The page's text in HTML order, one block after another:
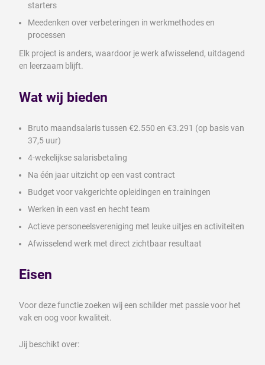
starters
Meedenken over verbeteringen in werkmethodes en
processen
Elk project is anders, waardoor je werk afwisselend, uitdagend
en leerzaam blijft.
Wat wij bieden
Bruto maandsalaris tussen €2.550 en €3.291 (op basis van
37,5 uur)
4-wekelijkse salarisbetaling
Na één jaar uitzicht op een vast contract
Budget voor vakgerichte opleidingen en trainingen
Werken in een vast en hecht team
Actieve personeelsvereniging met leuke uitjes en activiteiten
Afwisselend werk met direct zichtbaar resultaat
Eisen
Voor deze functie zoeken wij een schilder met passie voor het
vak en oog voor kwaliteit.
Jij beschikt over: